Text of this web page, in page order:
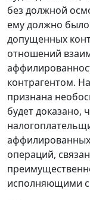
без должной
ему должно
допущенных
отношений
контрагентом.
признана
будет доказано,
операций,
исполняющими